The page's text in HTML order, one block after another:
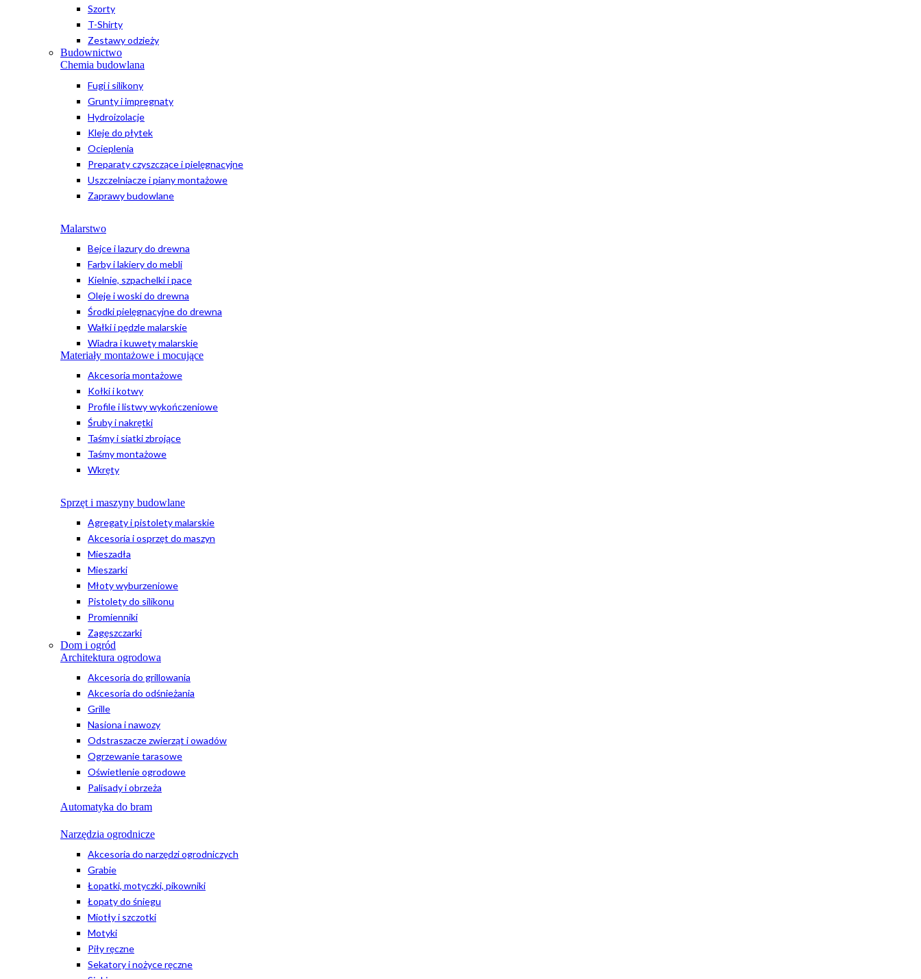
Szorty
T-Shirty
Zestawy odzieży
Budownictwo
Chemia budowlana
Fugi i silikony
Grunty i impregnaty
Hydroizolacje
Kleje do płytek
Ocieplenia
Preparaty czyszczące i pielęgnacyjne
Uszczelniacze i piany montażowe
Zaprawy budowlane
Malarstwo
Bejce i lazury do drewna
Farby i lakiery do mebli
Kielnie, szpachelki i pace
Oleje i woski do drewna
Środki pielęgnacyjne do drewna
Wałki i pędzle malarskie
Wiadra i kuwety malarskie
Materiały montażowe i mocujące
Akcesoria montażowe
Kołki i kotwy
Profile i listwy wykończeniowe
Śruby i nakrętki
Taśmy i siatki zbrojące
Taśmy montażowe
Wkręty
Sprzęt i maszyny budowlane
Agregaty i pistolety malarskie
Akcesoria i osprzęt do maszyn
Mieszadła
Mieszarki
Młoty wyburzeniowe
Pistolety do silikonu
Promienniki
Zagęszczarki
Dom i ogród
Architektura ogrodowa
Akcesoria do grillowania
Akcesoria do odśnieżania
Grille
Nasiona i nawozy
Odstraszacze zwierząt i owadów
Ogrzewanie tarasowe
Oświetlenie ogrodowe
Palisady i obrzeża
Automatyka do bram
Narzędzia ogrodnicze
Akcesoria do narzędzi ogrodniczych
Grabie
Łopatki, motyczki, pikowniki
Łopaty do śniegu
Miotły i szczotki
Motyki
Piły ręczne
Sekatory i nożyce ręczne